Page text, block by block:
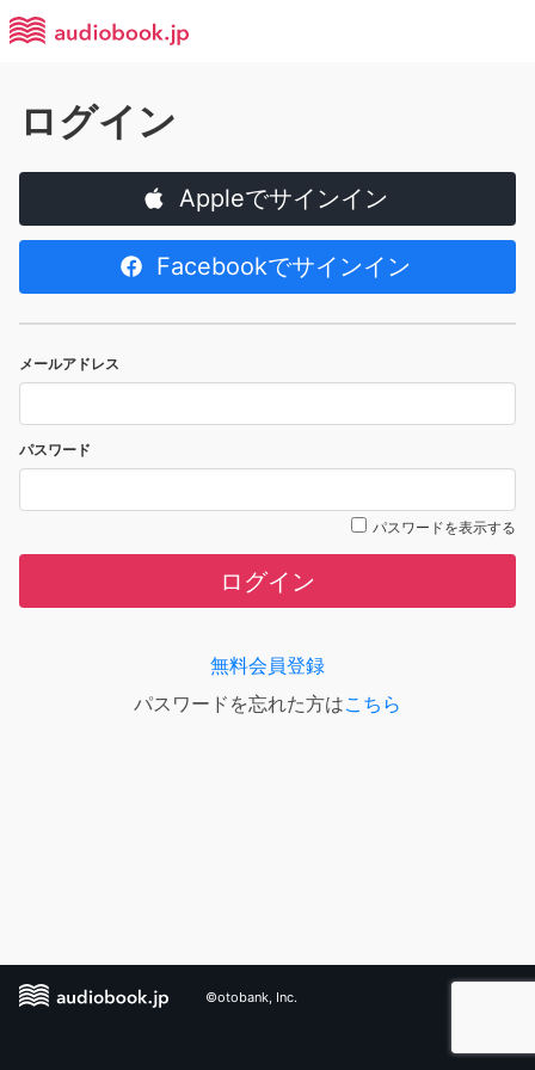
ログイン
Appleでサインイン
Facebookでサインイン
メールアドレス
パスワード
パスワードを表示する
ログイン
無料会員登録
パスワードを忘れた方はこちら
©otobank, Inc.